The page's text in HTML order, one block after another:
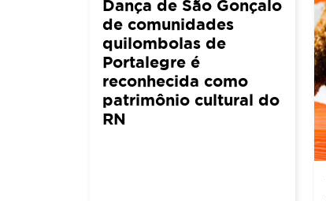
Dança de São Gonçalo
de comunidades
quilombolas de
Portalegre é
reconhecida como
patrimônio cultural do
RN